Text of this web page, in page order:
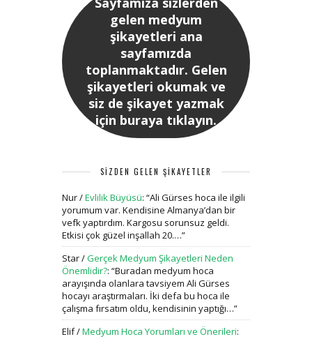
gelen medyum
şikayetleri ana
sayfamızda
toplanmaktadır. Gelen
şikayetleri okumak ve
siz de şikayet yazmak
için buraya tıklayın.
SİZDEN GELEN ŞİKAYETLER
Nur/Evlilik Büyüsü: “Ali Gürses hoca ile ilgili
yorumum var. Kendisine Almanya’dan bir
vefk yaptırdım. Kargosu sorunsuz geldi.
Etkisi çok güzel inşallah 20.…”
Star/Gerçek Medyum Şikayetleri Neden
Önemlidir?: “Buradan medyum hoca
arayışında olanlara tavsiyem Ali Gürses
hocayı araştırmaları. İki defa bu hoca ile
çalışma fırsatım oldu, kendisinin yaptığı…”
Elif/Medyum Hoca Yorumları ve Önerileri: